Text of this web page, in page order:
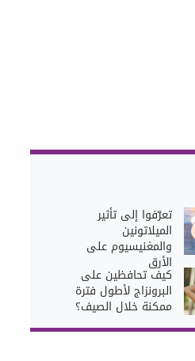
تعرّفوا إلى تأثير
الميلاتونين
والمغنيسيوم على
الأرق
كيف تحافظين على
البرونزاج لأطول فترة
ممكنة خلال الصيف؟